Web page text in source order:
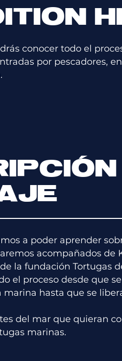
conocer todo el
por pescadores,
a poder aprender
acompañados de
la fundación Tortugas
el proceso desde que se
hasta que se
del mar que quieran
marinas.